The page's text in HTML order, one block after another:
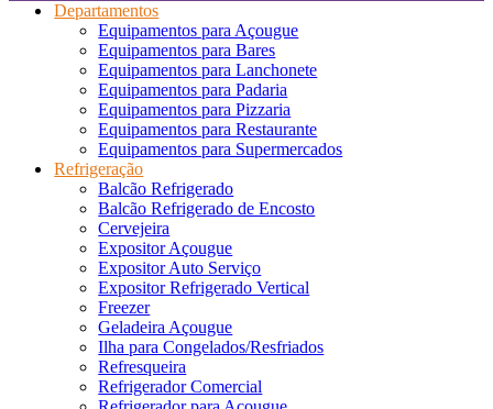
Departamentos
Equipamentos para Açougue
Equipamentos para Bares
Equipamentos para Lanchonete
Equipamentos para Padaria
Equipamentos para Pizzaria
Equipamentos para Restaurante
Equipamentos para Supermercados
Refrigeração
Balcão Refrigerado
Balcão Refrigerado de Encosto
Cervejeira
Expositor Açougue
Expositor Auto Serviço
Expositor Refrigerado Vertical
Freezer
Geladeira Açougue
Ilha para Congelados/Resfriados
Refresqueira
Refrigerador Comercial